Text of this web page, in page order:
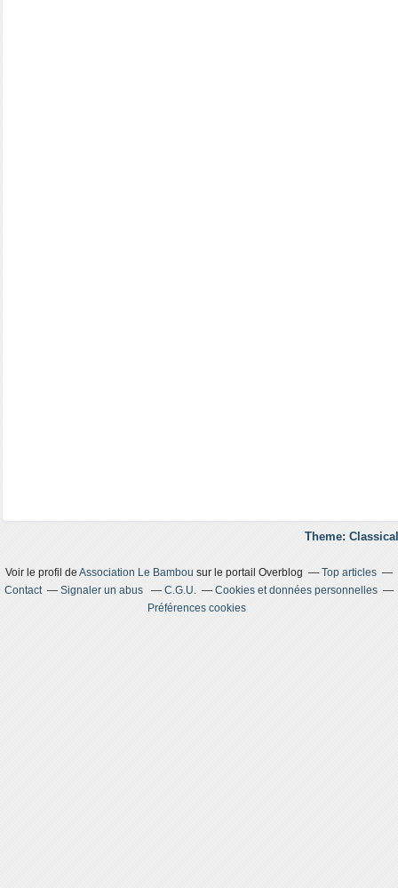
Theme:
Voir le profil de Association Le Bambou sur le portail Overblog
Top articles
Contact
Signaler un abus C.G.U.
Cookies et données personnelles
Préférences cookies